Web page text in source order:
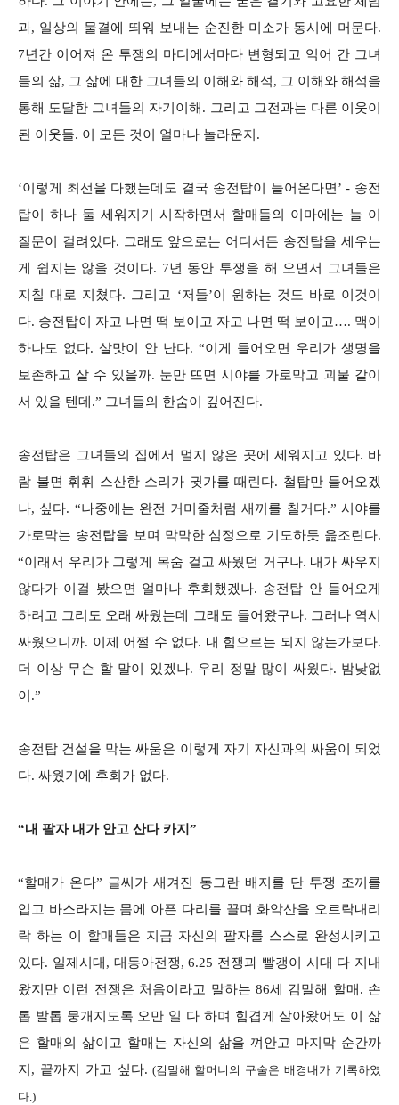
과, 일상의 물결에 띄워 보내는 순진한 미소가 동시에 머문다.
7년간 이어져 온 투쟁의 마디에서마다 변형되고 익어 간 그녀
들의 삶, 그 삶에 대한 그녀들의 이해와 해석, 그 이해와 해석을
통해 도달한 그녀들의 자기이해. 그리고 그전과는 다른 이웃이
된 이웃들. 이 모든 것이 얼마나 놀라운지.
‘이렇게 최선을 다했는데도 결국 송전탑이 들어온다면’ - 송전
탑이 하나 둘 세워지기 시작하면서 할매들의 이마에는 늘 이
질문이 걸려있다. 그래도 앞으로는 어디서든 송전탑을 세우는
게 쉽지는 않을 것이다. 7년 동안 투쟁을 해 오면서 그녀들은
지칠 대로 지쳤다. 그리고 ‘저들’이 원하는 것도 바로 이것이
다. 송전탑이 자고 나면 떡 보이고 자고 나면 떡 보이고…. 맥이
하나도 없다. 살맛이 안 난다. “이게 들어오면 우리가 생명을
보존하고 살 수 있을까. 눈만 뜨면 시야를 가로막고 괴물 같이
서 있을 텐데.” 그녀들의 한숨이 깊어진다.
송전탑은 그녀들의 집에서 멀지 않은 곳에 세워지고 있다. 바
람 불면 휘휘 스산한 소리가 귓가를 때린다. 철탑만 들어오겠
나, 싶다. “나중에는 완전 거미줄처럼 새끼를 칠거다.” 시야를
가로막는 송전탑을 보며 막막한 심정으로 기도하듯 읊조린다.
“이래서 우리가 그렇게 목숨 걸고 싸웠던 거구나. 내가 싸우지
않다가 이걸 봤으면 얼마나 후회했겠나. 송전탑 안 들어오게
하려고 그리도 오래 싸웠는데 그래도 들어왔구나. 그러나 역시
싸웠으니까. 이제 어쩔 수 없다. 내 힘으로는 되지 않는가보다.
더 이상 무슨 할 말이 있겠나. 우리 정말 많이 싸웠다. 밤낮없
이.”
송전탑 건설을 막는 싸움은 이렇게 자기 자신과의 싸움이 되었
다. 싸웠기에 후회가 없다.
“내 팔자 내가 안고 산다 카지”
“할매가 온다” 글씨가 새겨진 동그란 배지를 단 투쟁 조끼를
입고 바스라지는 몸에 아픈 다리를 끌며 화악산을 오르락내리
락 하는 이 할매들은 지금 자신의 팔자를 스스로 완성시키고
있다. 일제시대, 대동아전쟁, 6.25 전쟁과 빨갱이 시대 다 지내
왔지만 이런 전쟁은 처음이라고 말하는 86세 김말해 할매. 손
톱 발톱 뭉개지도록 오만 일 다 하며 힘겹게 살아왔어도 이 삶
은 할매의 삶이고 할매는 자신의 삶을 껴안고 마지막 순간까
지, 끝까지 가고 싶다. (김말해 할머니의 구술은 배경내가 기록하였
다.)